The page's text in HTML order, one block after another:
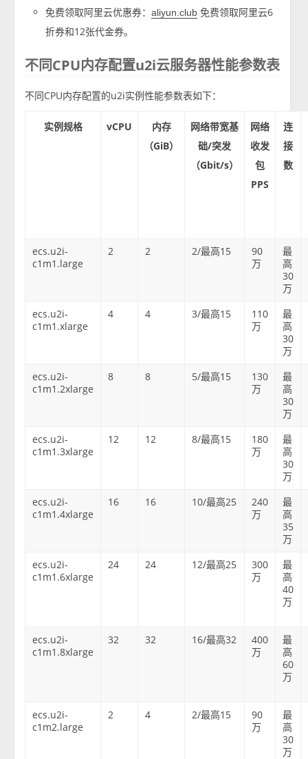
免费领取阿里云优惠券：aliyun.club 免费领取阿里云6
折券和12张代金券。
不同CPU内存配置u2i云服务器性能参数表
不同CPU内存配置的u2i实例性能参数表如下：
实例规格 vCPU
内存
（GiB）
网络带宽基
础/突发
（Gbit/s）
网络
收发
包
PPS
连
接
数
ecs.u2i-
c1m1.large
2 2 2/最高15
90
万
最
高
30
万
ecs.u2i-
c1m1.xlarge
4 4 3/最高15
110
万
最
高
30
万
ecs.u2i-
c1m1.2xlarge
8 8 5/最高15
130
万
最
高
30
万
ecs.u2i-
c1m1.3xlarge
12 12 8/最高15
180
万
最
高
30
万
ecs.u2i-
c1m1.4xlarge
16 16 10/最高25
240
万
最
高
35
万
ecs.u2i-
c1m1.6xlarge
24 24 12/最高25
300
万
最
高
40
万
ecs.u2i-
c1m1.8xlarge
32 32 16/最高32
400
万
最
高
60
万
ecs.u2i-
c1m2.large
2 4 2/最高15
90
万
最
高
30
万